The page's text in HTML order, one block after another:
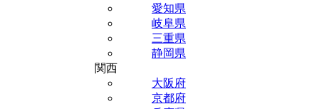
愛知県
岐阜県
三重県
静岡県
関西
大阪府
京都府